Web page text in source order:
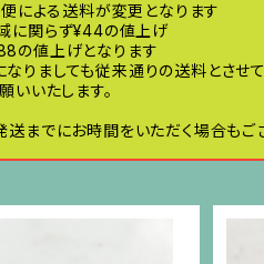
による送料が変更となります
に関らず¥44の値上げ
の値上げとなります
りましても従来通りの送料とさせ
いいたします。
までにお時間をいただく場合もご